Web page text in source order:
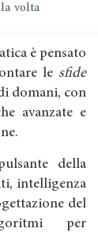
volta
è pensato
le sfide
domani, con
avanzate e
della
intelligenza
del
per